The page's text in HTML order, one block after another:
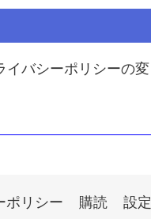
イバシーポリシーの変
ポリシー 購読 設定